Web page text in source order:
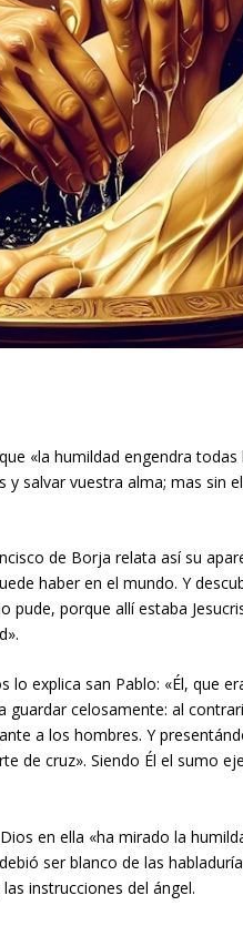
«la humildad engendra
salvar vuestra alma; mas sin
de Borja relata así su
haber en el mundo. Y
pude, porque allí estaba
explica san Pablo: «Él, que
celosamente: al
a los hombres. Y
de cruz». Siendo Él el sumo
en ella «ha mirado la
ser blanco de las
instrucciones del ángel.